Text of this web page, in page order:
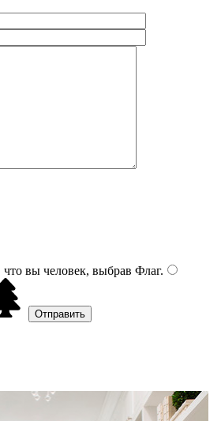
вы человек, выбрав Флаг.